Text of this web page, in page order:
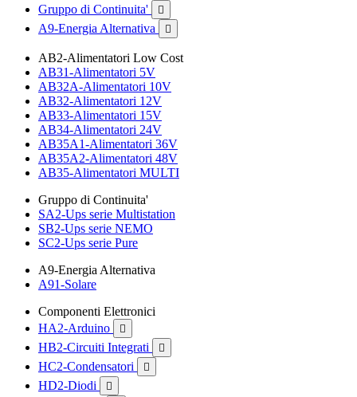
Gruppo di Continuita'

A9-Energia Alternativa 
AB2-Alimentatori Low Cost
AB31-Alimentatori 5V
AB32A-Alimentatori 10V
AB32-Alimentatori 12V
AB33-Alimentatori 15V
AB34-Alimentatori 24V
AB35A1-Alimentatori 36V
AB35A2-Alimentatori 48V
AB35-Alimentatori MULTI
Gruppo di Continuita'
SA2-Ups serie Multistation
SB2-Ups serie NEMO
SC2-Ups serie Pure
A9-Energia Alternativa
A91-Solare
Componenti Elettronici
HA2-Arduino

HB2-Circuiti Integrati 
HC2-Condensatori 
HD2-Diodi 